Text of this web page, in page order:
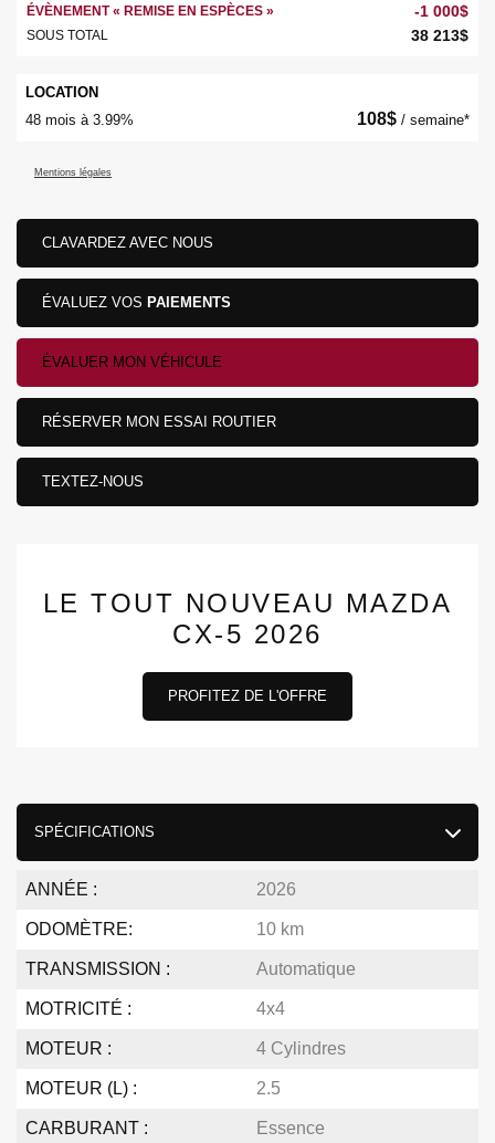
SPÉCIFICATIONS
ANNÉE : 2026
ODOMÈTRE: 10 km
TRANSMISSION : Automatique
MOTRICITÉ : 4x4
MOTEUR : 4 Cylindres
MOTEUR (L) : 2.5
CARBURANT : Essence
ÉVÈNEMENT « REMISE EN ESPÈCES » -1 000$
SOUS TOTAL 38 213$
LOCATION
48 mois à 3.99%
108$ / semaine*
Mentions légales
CLAVARDEZ AVEC NOUS
ÉVALUEZ VOS PAIEMENTS
ÉVALUER MON VÉHICULE
RÉSERVER MON ESSAI ROUTIER
TEXTEZ-NOUS
LE TOUT NOUVEAU MAZDA
CX-5 2026
PROFITEZ DE L'OFFRE